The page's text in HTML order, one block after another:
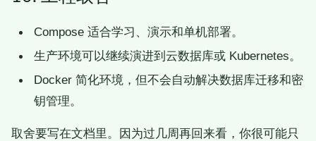
Compose 适合学习、演示和单机部署。
生产环境可以继续演进到云数据库或 Kubernetes。
Docker 简化环境，但不会自动解决数据库迁移和密
钥管理。
取舍要写在文档里。因为过几周再回来看，你很可能只